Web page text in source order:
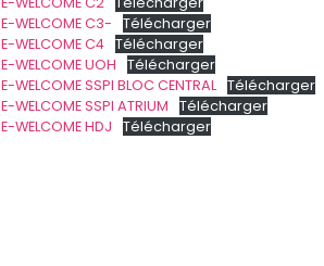
E-WELCOME C3-
Télécharger
E-WELCOME C4 Télécharger
E-WELCOME UOH
Télécharger
E-WELCOME SSPI BLOC CENTRAL Télécharger
E-WELCOME SSPI ATRIUM
Télécharger
E-WELCOME HDJ
Télécharger